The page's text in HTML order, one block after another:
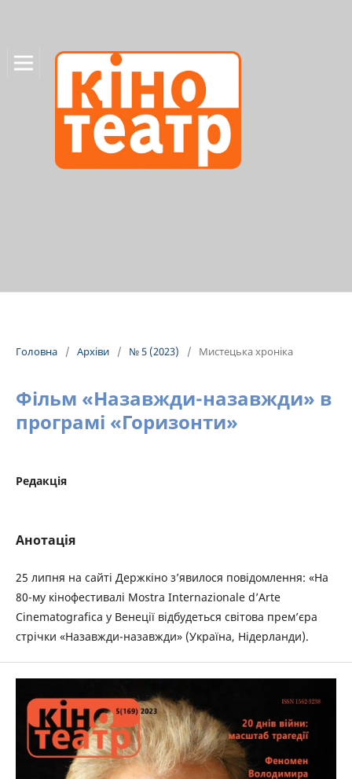
Головна / Архіви / № 5 (2023) / Мистецька хроніка
Фільм «Назавжди-назавжди» в
програмі «Горизонти»
Редакція
Анотація
25 липня на сайті Держкіно з’явилося повідомлення: «На
80-му кінофестивалі Mostra Internazionale d’Arte
Cinematografica у Венеції відбудеться світова премʼєра
стрічки «Назавжди-назавжди» (Україна, Нідерланди).